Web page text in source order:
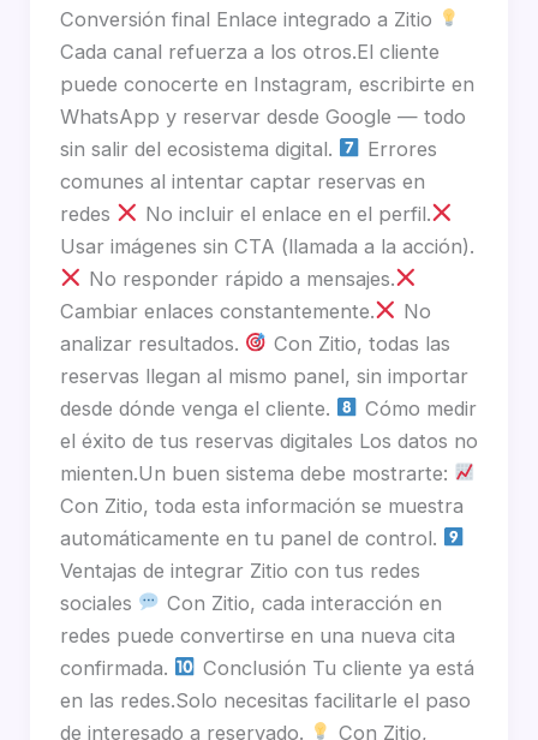
Conversión final Enlace integrado a Zitio
Cada canal refuerza a los otros.El cliente
puede conocerte en Instagram, escribirte en
WhatsApp y reservar desde Google — todo
sin salir del ecosistema digital.
Errores
comunes al intentar captar reservas en
redes
No incluir el enlace en el perfil.
Usar imágenes sin CTA (llamada a la acción).
No responder rápido a mensajes.
Cambiar enlaces constantemente.
No
analizar resultados.
Con Zitio, todas las
reservas llegan al mismo panel, sin importar
desde dónde venga el cliente.
Cómo medir
el éxito de tus reservas digitales Los datos no
mienten.Un buen sistema debe mostrarte:
Con Zitio, toda esta información se muestra
automáticamente en tu panel de control.
Ventajas de integrar Zitio con tus redes
sociales
Con Zitio, cada interacción en
redes puede convertirse en una nueva cita
confirmada.
Conclusión Tu cliente ya está
en las redes.Solo necesitas facilitarle el paso
de interesado a reservado.
Con Zitio,